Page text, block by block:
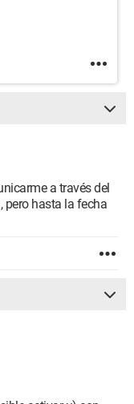
a través del
pero hasta la fecha